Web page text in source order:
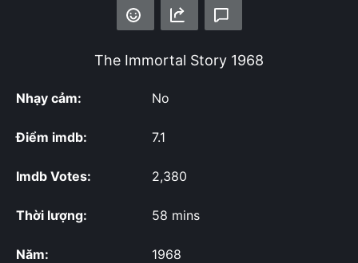
The Immortal Story 1968
Nhạy cảm: No
Điểm imdb: 7.1
Imdb Votes: 2,380
Thời lượng: 58 mins
Năm: 1968